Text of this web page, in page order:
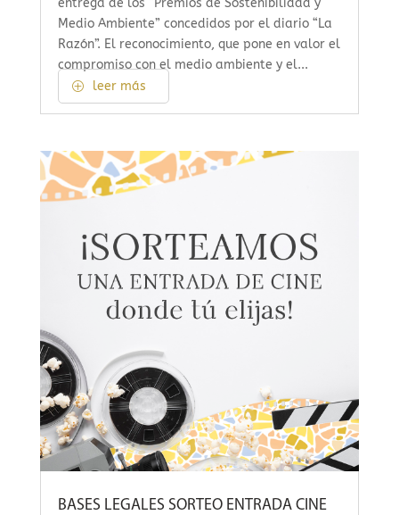
entrega de los “Premios de Sostenibilidad y
Medio Ambiente” concedidos por el diario “La
Razón”. El reconocimiento, que pone en valor el
compromiso con el medio ambiente y el...
leer más
BASES LEGALES SORTEO ENTRADA CINE